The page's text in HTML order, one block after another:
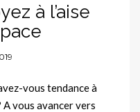
à l’aise
vous tendance à
vous avancer vers